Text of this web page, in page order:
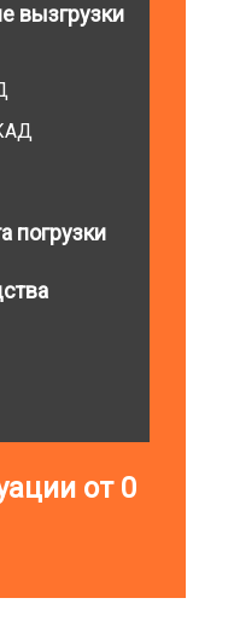
вызгрузки
погрузки
от 0